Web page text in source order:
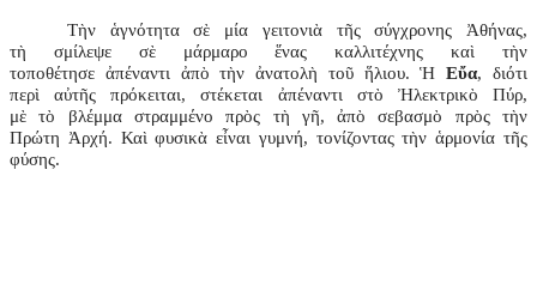
Τὴν ἁγνότητα σὲ μία γειτονιὰ τῆς σύγχρονης Ἀθήνας,
τὴ σμίλεψε σὲ μάρμαρο ἕνας καλλιτέχνης καὶ τὴν
τοποθέτησε ἀπέναντι ἀπὸ τὴν ἀνατολὴ τοῦ ἥλιου. Ἡ Εὔα, διότι
περὶ αὐτῆς πρόκειται, στέκεται ἀπέναντι στὸ Ἠλεκτρικὸ Πύρ,
μὲ τὸ βλέμμα στραμμένο πρὸς τὴ γῆ, ἀπὸ σεβασμὸ πρὸς τὴν
Πρώτη Ἀρχή. Καὶ φυσικὰ εἶναι γυμνή, τονίζοντας τὴν ἁρμονία τῆς
φύσης.